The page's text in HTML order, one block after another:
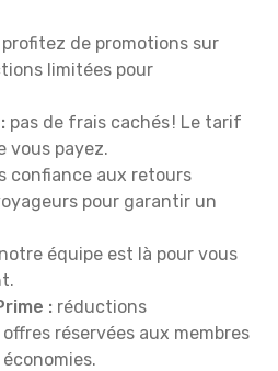
profitez de promotions sur
limitées pour
pas de frais cachés ! Le tarif
vous payez.
confiance aux retours
pour garantir un
notre équipe est là pour vous
: réductions
réservées aux membres